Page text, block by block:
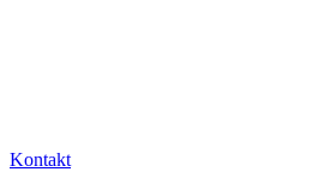
Kontakt